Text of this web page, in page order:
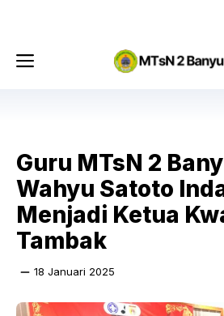
Menu
Guru MTsN 2
Wahyu Satoto
Menjadi Ketua
Tambak
18 Januari 2025